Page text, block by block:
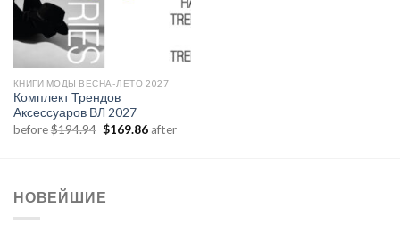
КНИГИ МОДЫ ВЕСНА-ЛЕТО 2027
Комплект Трендов
Аксессуаров ВЛ 2027
before$194.94 Первоначальная
$169.86Текущая
after
НОВЕЙШИЕ